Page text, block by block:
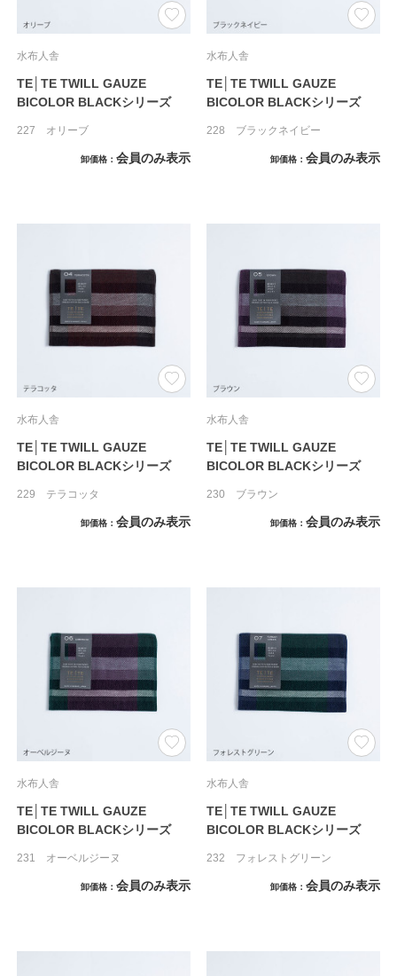
水布人舎
TE│TE TWILL GAUZE
BICOLOR BLACKシリーズ
227 オリーブ
卸価格 会員のみ表示
水布人舎
TE│TE TWILL GAUZE
BICOLOR BLACKシリーズ
228 ブラックネイビー
卸価格 会員のみ表示
水布人舎
TE│TE TWILL GAUZE
BICOLOR BLACKシリーズ
229 テラコッタ
卸価格 会員のみ表示
水布人舎
TE│TE TWILL GAUZE
BICOLOR BLACKシリーズ
230 ブラウン
卸価格 会員のみ表示
水布人舎
TE│TE TWILL GAUZE
BICOLOR BLACKシリーズ
231 オーベルジーヌ
卸価格 会員のみ表示
水布人舎
TE│TE TWILL GAUZE
BICOLOR BLACKシリーズ
232 フォレストグリーン
卸価格 会員のみ表示